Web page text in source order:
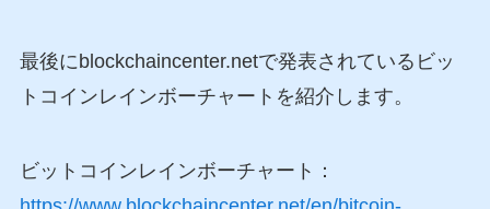
最後にblockchaincenter.netで発表されているビッ
トコインレインボーチャートを紹介します。
ビットコインレインボーチャート：